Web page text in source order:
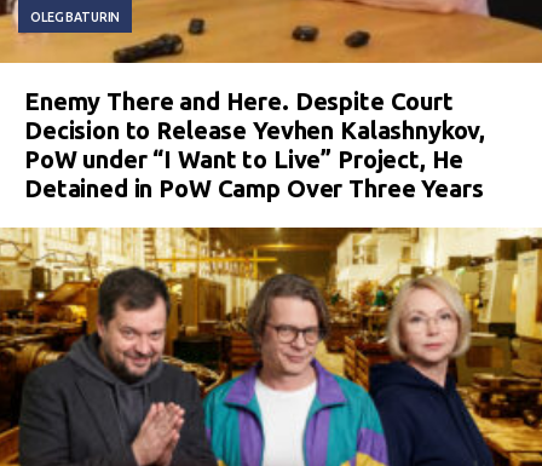
OLEG BATURIN
Enemy There and Here. Despite Court
Decision to Release Yevhen Kalashnykov,
PoW under “I Want to Live” Project, He
Detained in PoW Camp Over Three Years